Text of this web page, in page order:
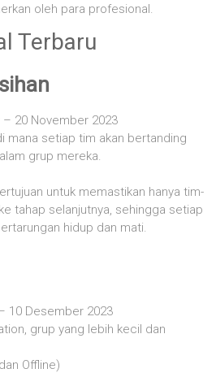
oleh para profesional.
Terbaru
20 November 2023
mana setiap tim akan bertanding
grup mereka.
untuk memastikan hanya tim-
tahap selanjutnya, sehingga setiap
hidup dan mati.
10 Desember 2023
grup yang lebih kecil dan
Offline)